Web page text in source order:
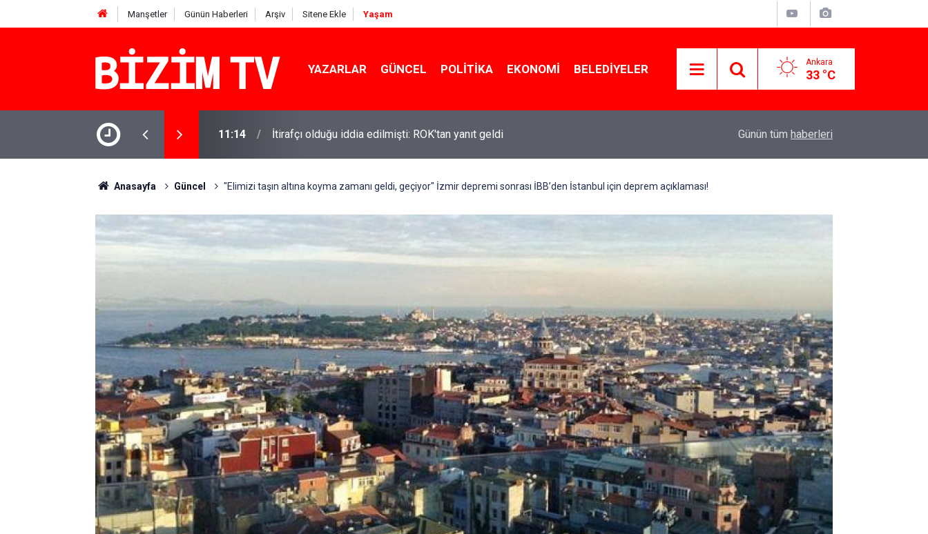
Manşetler Günün Haberleri Arşiv Sitene Ekle Yaşam
YAZARLAR GÜNCEL POLITIKA EKONOMI BELEDIYELER Ankara
33 °C
11:10
Yusuf Tekin açıkladı: YKS değişecek mi? Lüks yok, şatafat yok: YENİ Parti kapılarını açtı
Günün tüm haberleri
Anasayfa Güncel "Elimizi taşın altına koyma zamanı geldi, geçiyor" İzmir depremi sonrası İBB’den İstanbul için deprem açıklaması!